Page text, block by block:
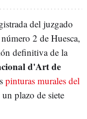
del juzgado
2 de Huesca,
definitiva de la
d'Art de
pinturas murales del
plazo de siete